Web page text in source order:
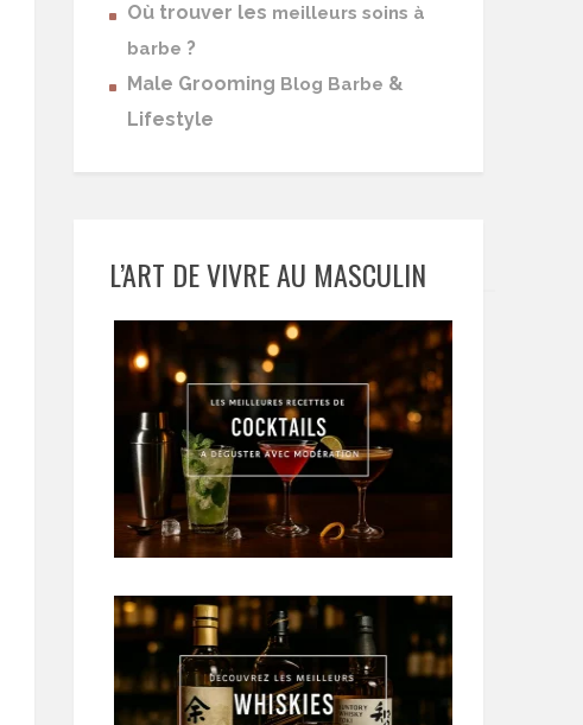
Où trouver les meilleurs soins à
barbe ?
Male Grooming Blog Barbe &
Lifestyle
L’ART DE VIVRE AU MASCULIN